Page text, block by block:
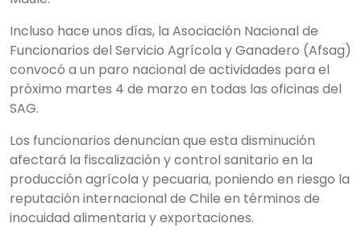
Incluso hace unos días, la Asociación Nacional de
Funcionarios del Servicio Agrícola y Ganadero (Afsag)
convocó a un paro nacional de actividades para el
próximo martes 4 de marzo en todas las oficinas del
SAG.
Los funcionarios denuncian que esta disminución
afectará la fiscalización y control sanitario en la
producción agrícola y pecuaria, poniendo en riesgo la
reputación internacional de Chile en términos de
inocuidad alimentaria y exportaciones.